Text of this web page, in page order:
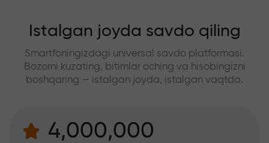
Istalgan joyda savdo qiling
Smartfoningizdagi universal savdo platformasi.
Bozorni kuzating, bitimlar oching va hisobingizni
boshqaring — istalgan joyda, istalgan vaqtda.
4,000,000